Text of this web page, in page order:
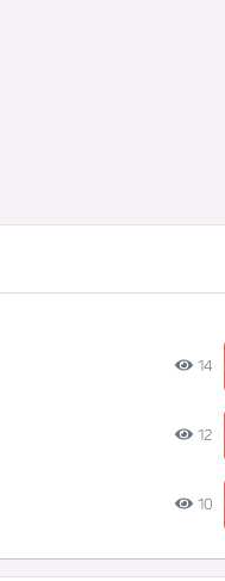
14
12
10